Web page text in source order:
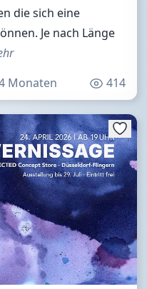
die sich eine
Je nach Länge
Monaten 414